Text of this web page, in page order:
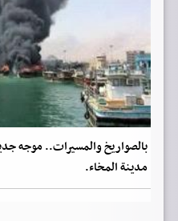
بالصواريخ والمسيرات.. موجه
مدينة المخاء.